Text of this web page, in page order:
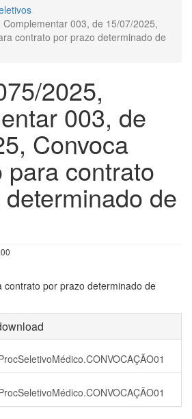
Complementar 003, de 15/07/2025,
contrato por prazo determinado de
2025,
003, de
Convoca
para contrato
de
contrato por prazo determinado de